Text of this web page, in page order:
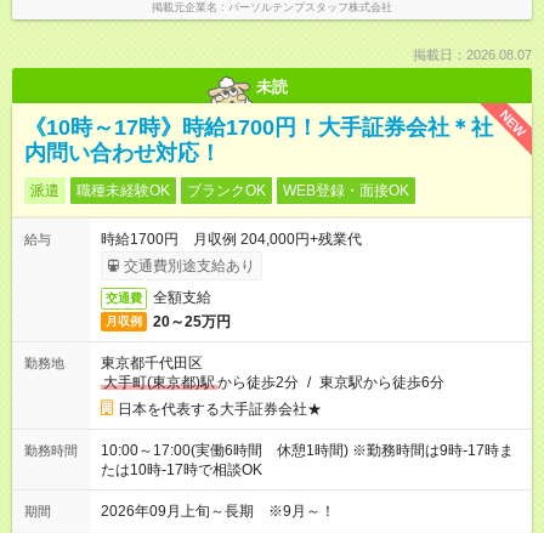
掲載元企業名 パーソルテンプスタッフ株式会社
掲載日：2026.08.07
未読
NEW
《10時～17時》時給1700円！大手証券会社＊社
内問い合わせ対応！
派遣 職種未経験OK ブランクOK WEB登録・面接OK
給与
時給1700円 月収例 204,000円+残業代
交通費別途支給あり
交通費 全額支給
月収例 20～25万円
勤務地
東京都千代田区
大手町(東京都)駅から徒歩2分 / 東京駅から徒歩6分
日本を代表する大手証券会社★
勤務時間
10:00～17:00(実働6時間 休憩1時間) ※勤務時間は9時-17時ま
たは10時-17時で相談OK
期間 2026年09月上旬～長期 ※9月～！